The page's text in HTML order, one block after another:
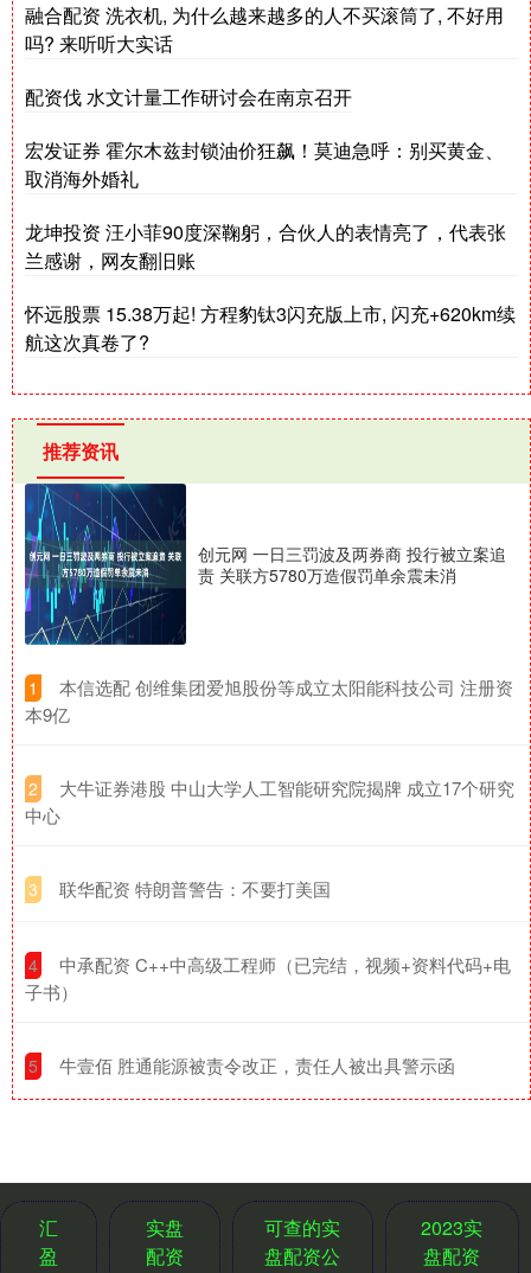
融合配资 洗衣机, 为什么越来越多的人不买滚筒了, 不好用
吗? 来听听大实话
配资伐 水文计量工作研讨会在南京召开
宏发证券 霍尔木兹封锁油价狂飙！莫迪急呼：别买黄金、
取消海外婚礼
龙坤投资 汪小菲90度深鞠躬，合伙人的表情亮了，代表张
兰感谢，网友翻旧账
怀远股票 15.38万起! 方程豹钛3闪充版上市, 闪充+620km续
航这次真卷了?
推荐资讯
创元网 一日三罚波及两券商 投行被立案追
责 关联方5780万造假罚单余震未消
1
​本信选配 创维集团爱旭股份等成立太阳能科技公司 注册资
本9亿
2
​大牛证券港股 中山大学人工智能研究院揭牌 成立17个研究
中心
3 ​联华配资 特朗普警告：不要打美国
4
​中承配资 C++中高级工程师（已完结，视频+资料代码+电
子书）
5 ​牛壹佰 胜通能源被责令改正，责任人被出具警示函
汇
盈
实盘
配资
可查的实
盘配资公
2023实
盘配资